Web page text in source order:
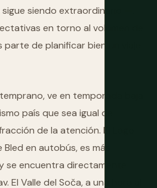
siendo extraordinario —,
en torno al volumen de
de planificar bien un viaje
ve en temporada baja
país que sea igual de
de la atención. El Lago
en autobús, es más
se encuentra directamente
El Valle del Soča, a una hora al